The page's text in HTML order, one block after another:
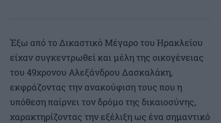
Έξω από το Δικαστικό Μέγαρο του Ηρακλείου
είχαν συγκεντρωθεί και μέλη της οικογένειας
του 49χρονου Αλεξάνδρου Δασκαλάκη,
εκφράζοντας την ανακούφιση τους που η
υπόθεση παίρνει τον δρόμο της δικαιοσύνης,
χαρακτηρίζοντας την εξέλιξη ως ένα σημαντικό